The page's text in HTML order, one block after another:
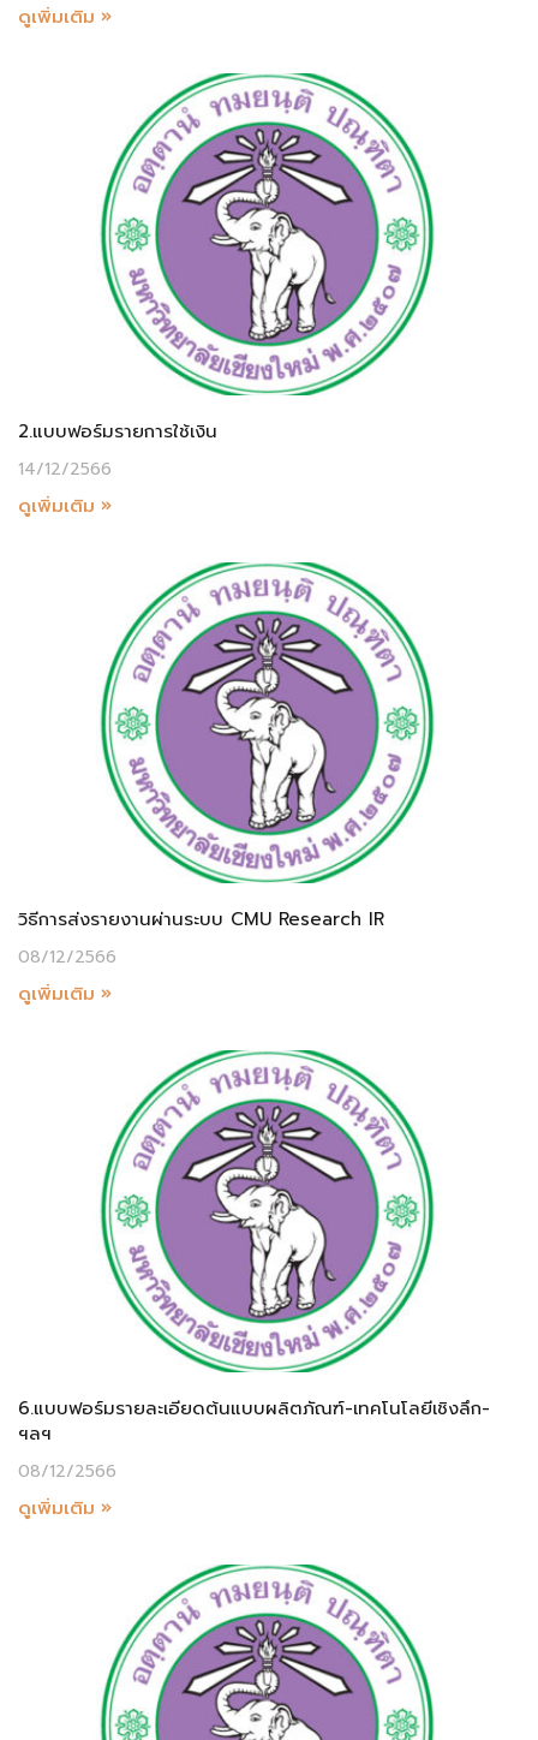
ดูเพิ่มเติม »
2.แบบฟอร์มรายการใช้เงิน
14/12/2566
ดูเพิ่มเติม »
วิธีการส่งรายงานผ่านระบบ CMU Research IR
08/12/2566
ดูเพิ่มเติม »
6.แบบฟอร์มรายละเอียดต้นแบบผลิตภัณฑ์-เทคโนโลยีเชิงลึก-
ฯลฯ
08/12/2566
ดูเพิ่มเติม »